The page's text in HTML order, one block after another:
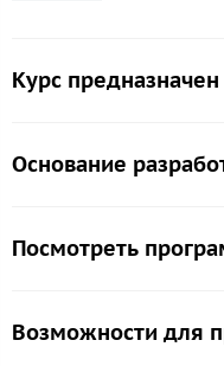
Курс
Основание
Посмотреть
Возможности для